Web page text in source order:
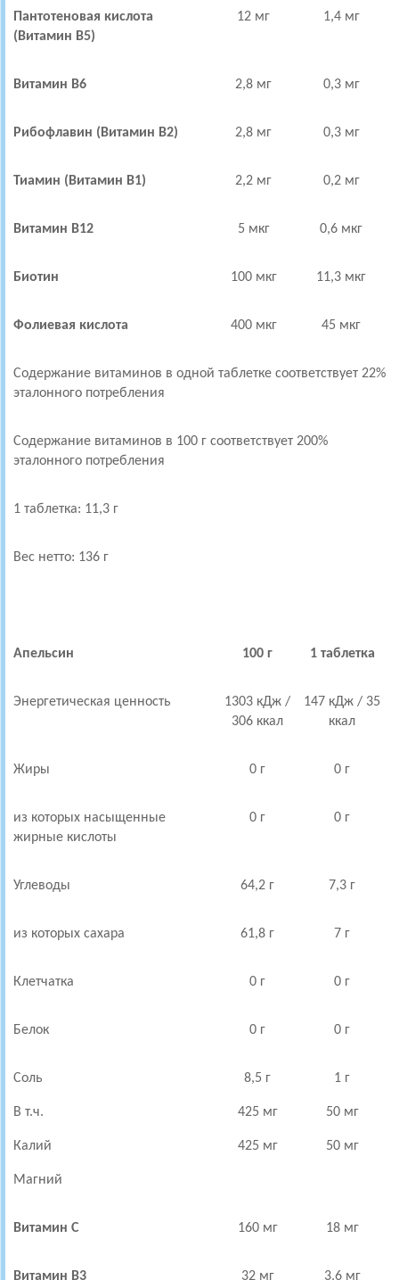
Пантотеновая кислота
(Витамин В5)
12 мг 1,4 мг
Витамин В6 2,8 мг 0,3 мг
Рибофлавин (Витамин В2) 2,8 мг 0,3 мг
Тиамин (Витамин В1) 2,2 мг 0,2 мг
Витамин В12 5 мкг 0,6 мкг
Биотин 100 мкг 11,3 мкг
Фолиевая кислота 400 мкг 45 мкг
Содержание витаминов в одной таблетке соответствует 22%
эталонного потребления
Содержание витаминов в 100 г соответствует 200%
эталонного потребления
1 таблетка: 11,3 г
Вес нетто: 136 г
Апельсин 100 г 1 таблетка
Энергетическая ценность
1303 кДж /
306 ккал
147 кДж / 35
ккал
Жиры 0 г 0 г
из которых насыщенные
жирные кислоты
0 г 0 г
Углеводы 64,2 г 7,3 г
из которых сахара 61,8 г 7 г
Клетчатка 0 г 0 г
Белок 0 г 0 г
Соль
В т.ч.
Калий
Магний
8,5 г
425 мг
425 мг
1 г
50 мг
50 мг
Витамин С 160 мг 18 мг
Витамин В3 32 мг 3,6 мг